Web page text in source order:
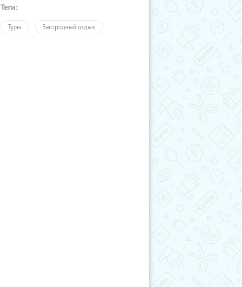
Теги:
Туры Загородный отдых